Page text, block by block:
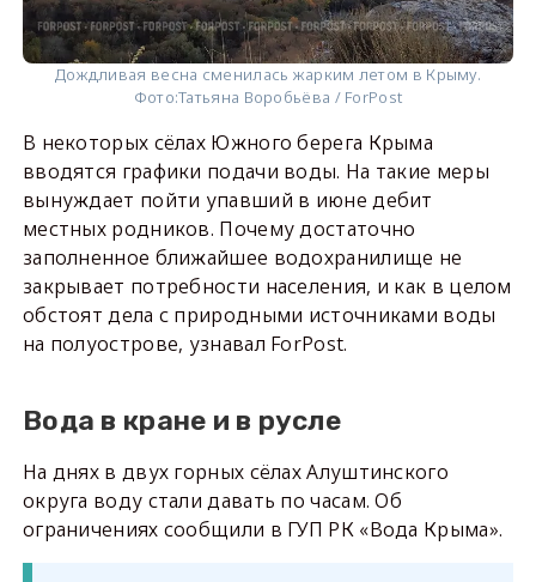
Дождливая весна сменилась жарким летом в Крыму.
Фото:Татьяна Воробьёва / ForPost
В некоторых сёлах Южного берега Крыма
вводятся графики подачи воды. На такие меры
вынуждает пойти упавший в июне дебит
местных родников. Почему достаточно
заполненное ближайшее водохранилище не
закрывает потребности населения, и как в целом
обстоят дела с природными источниками воды
на полуострове, узнавал ForPost.
Вода в кране и в русле
На днях в двух горных сёлах Алуштинского
округа воду стали давать по часам. Об
ограничениях сообщили в ГУП РК «Вода Крыма».